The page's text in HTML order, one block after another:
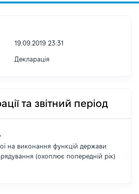
19.09.2019 23:31
Декларація
та звітний період
на виконання функцій держави
(охоплює попередній рік)